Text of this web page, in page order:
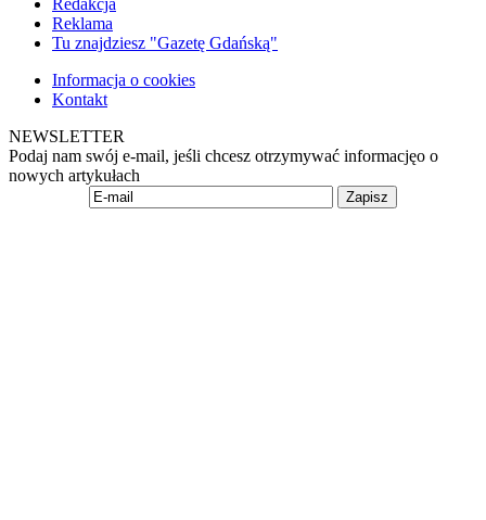
Redakcja
Reklama
Tu znajdziesz "Gazetę Gdańską"
Informacja o cookies
Kontakt
NEWSLETTER
Podaj nam swój e-mail, jeśli chcesz otrzymywać informacjęo o
nowych artykułach
Zapisz